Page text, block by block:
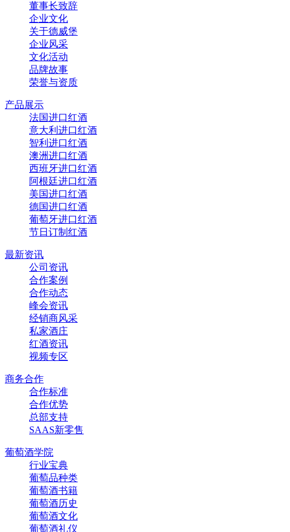
董事长致辞
企业文化
关于德威堡
企业风采
文化活动
品牌故事
荣誉与资质
产品展示
法国进口红酒
意大利进口红酒
智利进口红酒
澳洲进口红酒
西班牙进口红酒
阿根廷进口红酒
美国进口红酒
德国进口红酒
葡萄牙进口红酒
节日订制红酒
最新资讯
公司资讯
合作案例
合作动态
峰会资讯
经销商风采
私家酒庄
红酒资讯
视频专区
商务合作
合作标准
合作优势
总部支持
SAAS新零售
葡萄酒学院
行业宝典
葡萄品种类
葡萄酒书籍
葡萄酒历史
葡萄酒文化
葡萄酒礼仪